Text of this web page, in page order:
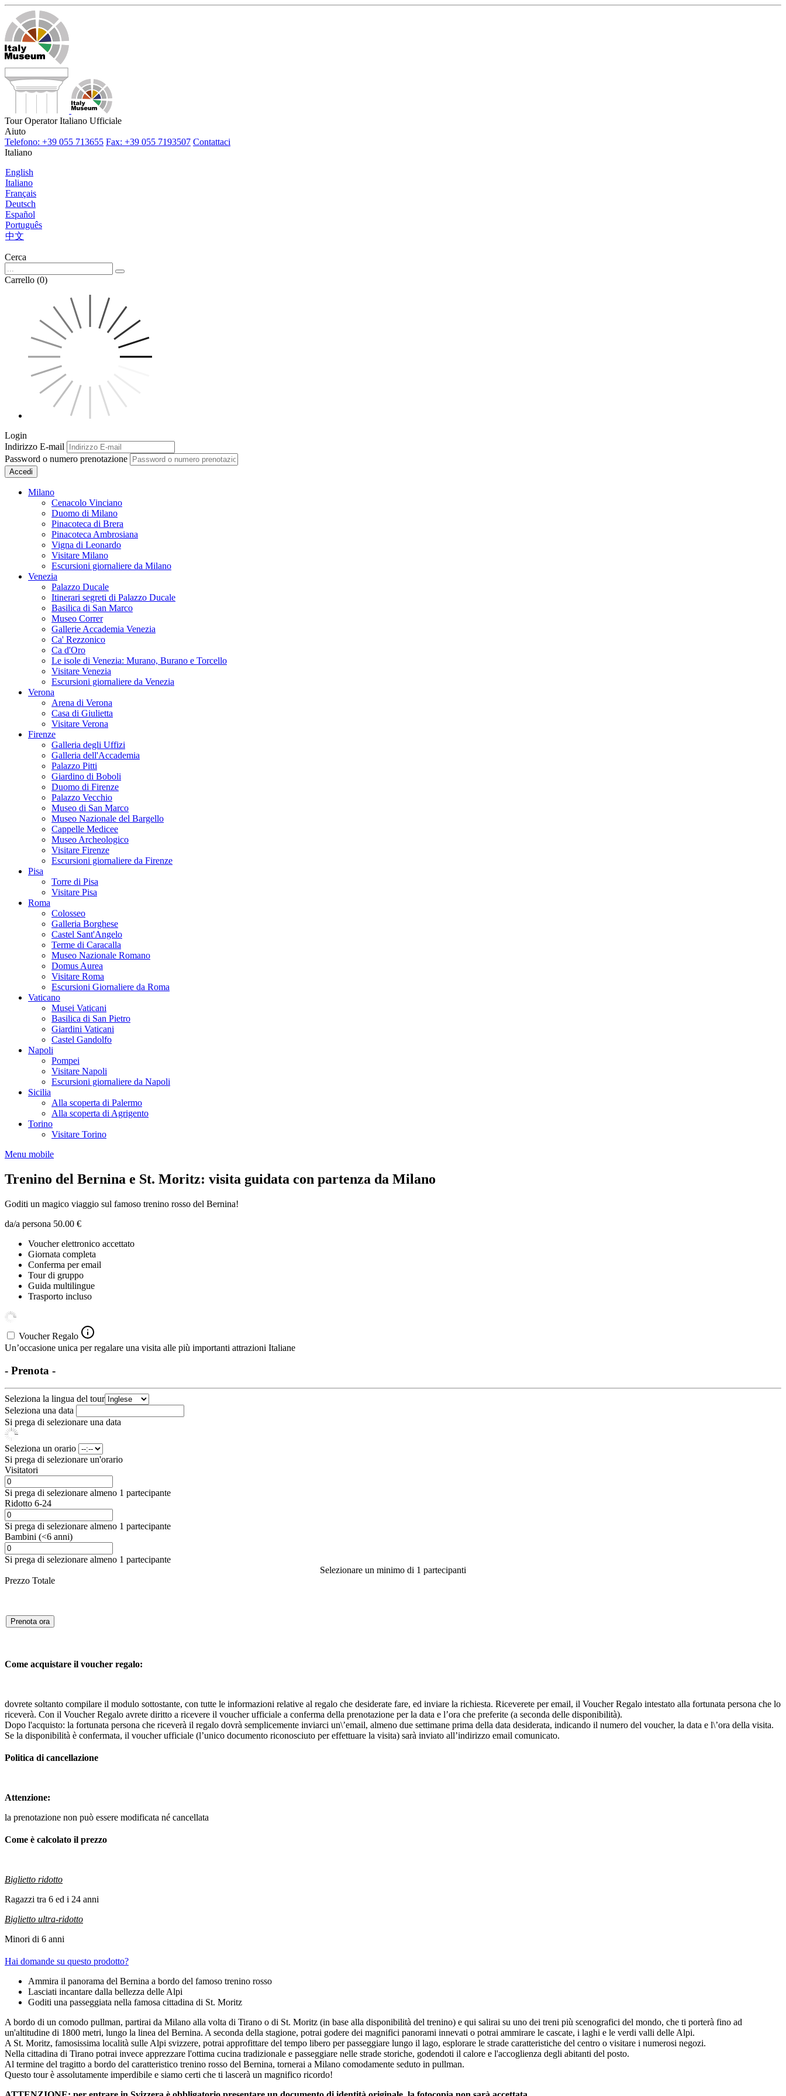
Tour Operator Italiano Ufficiale
Aiuto
Telefono: +39 055 713655 Fax: +39 055 7193507 Contattaci
Italiano
English
Italiano
Français
Deutsch
Español
Português
中文
Cerca
Carrello (0)
Login
Indirizzo E-mail
Password o numero prenotazione
Accedi
Milano
Cenacolo Vinciano
Duomo di Milano
Pinacoteca di Brera
Pinacoteca Ambrosiana
Vigna di Leonardo
Visitare Milano
Escursioni giornaliere da Milano
Venezia
Palazzo Ducale
Itinerari segreti di Palazzo Ducale
Basilica di San Marco
Museo Correr
Gallerie Accademia Venezia
Ca' Rezzonico
Ca d'Oro
Le isole di Venezia: Murano, Burano e Torcello
Visitare Venezia
Escursioni giornaliere da Venezia
Verona
Arena di Verona
Casa di Giulietta
Visitare Verona
Firenze
Galleria degli Uffizi
Galleria dell'Accademia
Palazzo Pitti
Giardino di Boboli
Duomo di Firenze
Palazzo Vecchio
Museo di San Marco
Museo Nazionale del Bargello
Cappelle Medicee
Museo Archeologico
Visitare Firenze
Escursioni giornaliere da Firenze
Pisa
Torre di Pisa
Visitare Pisa
Roma
Colosseo
Galleria Borghese
Castel Sant'Angelo
Terme di Caracalla
Museo Nazionale Romano
Domus Aurea
Visitare Roma
Escursioni Giornaliere da Roma
Vaticano
Musei Vaticani
Basilica di San Pietro
Giardini Vaticani
Castel Gandolfo
Napoli
Pompei
Visitare Napoli
Escursioni giornaliere da Napoli
Sicilia
Alla scoperta di Palermo
Alla scoperta di Agrigento
Torino
Visitare Torino
Menu mobile
Trenino del Bernina e St. Moritz: visita guidata con partenza da Milano
Goditi un magico viaggio sul famoso trenino rosso del Bernina!
da/a persona 50.00 €
Voucher elettronico accettato
Giornata completa
Conferma per email
Tour di gruppo
Guida multilingue
Trasporto incluso
Voucher Regalo
Un’occasione unica per regalare una visita alle più importanti attrazioni Italiane
- Prenota -
Seleziona la lingua del tour
Seleziona una data
Si prega di selezionare una data
Seleziona un orario
Si prega di selezionare un'orario
Visitatori
Si prega di selezionare almeno 1 partecipante
Ridotto 6-24
Si prega di selezionare almeno 1 partecipante
Bambini (<6 anni)
Si prega di selezionare almeno 1 partecipante
Selezionare un minimo di 1 partecipanti
Prezzo Totale
Prenota ora
Come acquistare il voucher regalo:
dovrete soltanto compilare il modulo sottostante, con tutte le informazioni relative al regalo che desiderate fare, ed inviare la richiesta. Riceverete per email, il Voucher Regalo intestato alla fortunata persona che lo
riceverà. Con il Voucher Regalo avrete diritto a ricevere il voucher ufficiale a conferma della prenotazione per la data e l’ora che preferite (a seconda delle disponibilità).
Dopo l'acquisto: la fortunata persona che riceverà il regalo dovrà semplicemente inviarci un\’email, almeno due settimane prima della data desiderata, indicando il numero del voucher, la data e l\’ora della visita.
Se la disponibilità è confermata, il voucher ufficiale (l’unico documento riconosciuto per effettuare la visita) sarà inviato all’indirizzo email comunicato.
Politica di cancellazione
Attenzione:
la prenotazione non può essere modificata né cancellata
Come è calcolato il prezzo
Biglietto ridotto
Ragazzi tra 6 ed i 24 anni
Biglietto ultra-ridotto
Minori di 6 anni
Hai domande su questo prodotto?
Ammira il panorama del Bernina a bordo del famoso trenino rosso
Lasciati incantare dalla bellezza delle Alpi
Goditi una passeggiata nella famosa cittadina di St. Moritz
A bordo di un comodo pullman, partirai da Milano alla volta di Tirano o di St. Moritz (in base alla disponibilità del trenino) e qui salirai su uno dei treni più scenografici del mondo, che ti porterà fino ad
un'altitudine di 1800 metri, lungo la linea del Bernina. A seconda della stagione, potrai godere dei magnifici panorami innevati o potrai ammirare le cascate, i laghi e le verdi valli delle Alpi.
A St. Moritz, famosissima località sulle Alpi svizzere, potrai approfittare del tempo libero per passeggiare lungo il lago, esplorare le strade caratteristiche del centro o visitare i numerosi negozi.
Nella cittadina di Tirano potrai invece apprezzare l'ottima cucina tradizionale e passeggiare nelle strade storiche, godendoti il calore e l'accoglienza degli abitanti del posto.
Al termine del tragitto a bordo del caratteristico trenino rosso del Bernina, tornerai a Milano comodamente seduto in pullman.
Questo tour è assolutamente imperdibile e siamo certi che ti lascerà un magnifico ricordo!